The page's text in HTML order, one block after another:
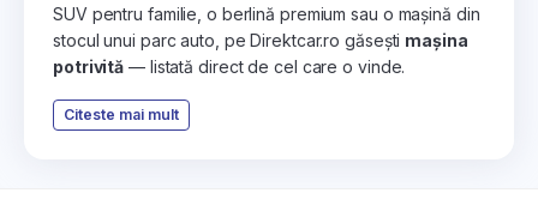
SUV pentru familie, o berlină premium sau o mașină din
stocul unui parc auto, pe Direktcar.ro găsești mașina
potrivită — listată direct de cel care o vinde.
Citeste mai mult